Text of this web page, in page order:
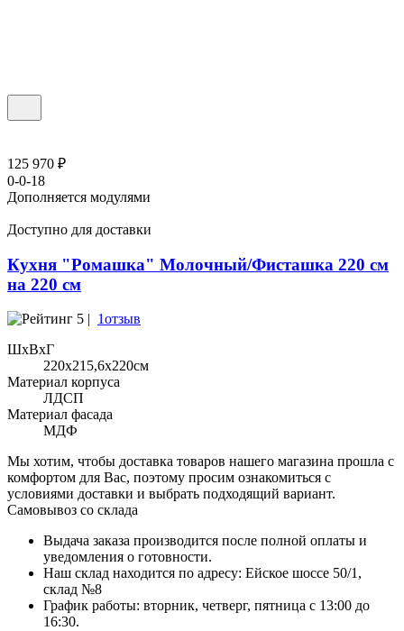
125 970 ₽
0-0-18
Дополняется модулями
Доступно для доставки
Кухня "Ромашка" Молочный/Фисташка 220 см
на 220 см
5 | 1отзыв
ШхВхГ
220x215,6х220см
Материал корпуса
ЛДСП
Материал фасада
МДФ
Мы хотим, чтобы доставка товаров нашего магазина прошла с
комфортом для Вас, поэтому просим ознакомиться с
условиями доставки и выбрать подходящий вариант.
Самовывоз со склада
Выдача заказа производится после полной оплаты и
уведомления о готовности.
Наш склад находится по адресу: Ейское шоссе 50/1,
склад №8
График работы: вторник, четверг, пятница с 13:00 до
16:30.